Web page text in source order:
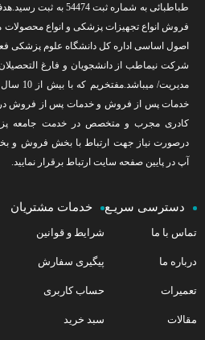
طباطبائی به شماره ثبت
فروش انواع تجهیزات پزشکی و انواع
اصول اساسی اداره کل دانشگاه علوم پزشکی
شرکت نیماطب از دانشجویان و فارغ
مدیریت/
خدمات پس از فروش و خدمات پس از فروش در
کادری مجرب و متخصص در خدمت جامعه
درصورت نیاز جهت ارتباط با بخش فروش و
آپ در پایین صفحه سایت ارتباط برقرار نمایید.
دسترسی سریـع
تماس با ما
درباره ما
تعمیرات
مقالات
خدمات مشتریان
شرایط و قوانین
پیگیری سفارش
حساب کاربری
سبد خرید